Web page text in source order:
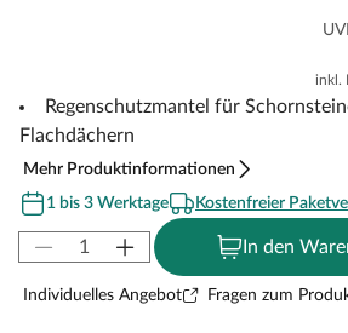
inkl.
Regenschutzmantel für
Flachdächern
Mehr Produktinformationen
1 bis 3 Werktage
Kostenfreier
In den
Individuelles Angebot Fragen zum